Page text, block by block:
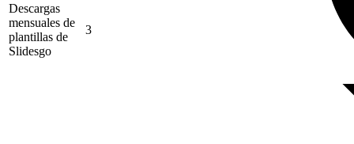
Descargas
mensuales de
plantillas de
Slidesgo
3